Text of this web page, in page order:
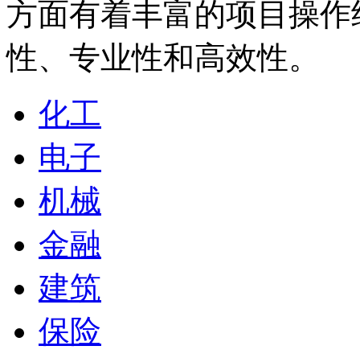
方面有着丰富的项目操
性、专业性和高效性。
化工
电子
机械
金融
建筑
保险